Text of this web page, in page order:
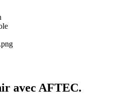
avec AFTEC.